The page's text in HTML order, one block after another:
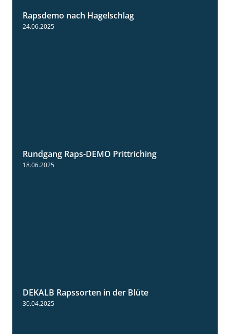
Rapsdemo nach Hagelschlag
24.06.2025
Rundgang Raps-DEMO Prittriching
18.06.2025
DEKALB Rapssorten in der Blüte
30.04.2025